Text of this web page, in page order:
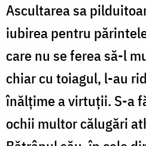
Ascultarea sa
iubirea pentru
care nu se ferea să-l
chiar cu toiagul, l-au
înălțime a virtuții. S-a
ochii multor călugări